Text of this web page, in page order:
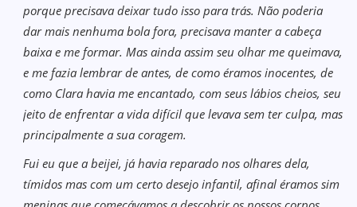
porque precisava deixar tudo isso para trás. Não poderia
dar mais nenhuma bola fora, precisava manter a cabeça
baixa e me formar. Mas ainda assim seu olhar me queimava,
e me fazia lembrar de antes, de como éramos inocentes, de
como Clara havia me encantado, com seus lábios cheios, seu
jeito de enfrentar a vida difícil que levava sem ter culpa, mas
principalmente a sua coragem.
Fui eu que a beijei, já havia reparado nos olhares dela,
tímidos mas com um certo desejo infantil, afinal éramos sim